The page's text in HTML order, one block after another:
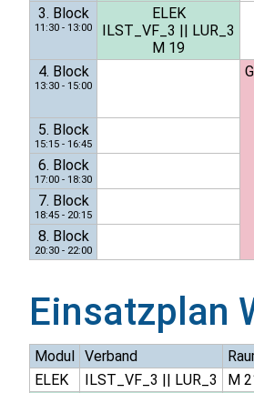
3. Block
11:30 - 13:00
ELEK
ILST_VF_3
LUR_3
M 19
4. Block
13:30 - 15:00
5. Block
15:15 - 16:45
6. Block
17:00 - 18:30
7. Block
18:45 - 20:15
8. Block
20:30 - 22:00
Einsatzplan
Modul Verband
ELEK
ILST_VF_3 || LUR_3 M